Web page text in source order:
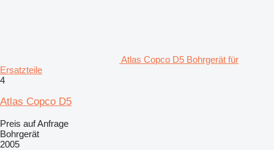
Atlas Copco D5 Bohrgerät für
Ersatzteile
4
Atlas Copco D5
Preis auf Anfrage
Bohrgerät
2005